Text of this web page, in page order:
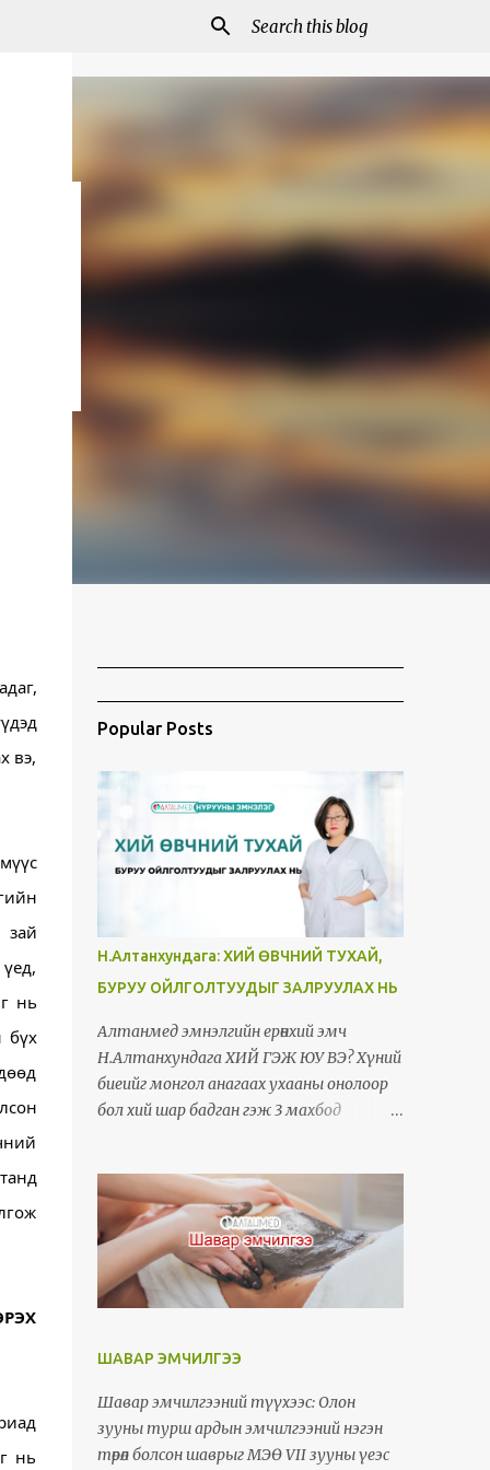
вэ,
зай
нь
бүх
нь
Popular Posts
Н.Алтанхундага: ХИЙ ӨВЧНИЙ ТУХАЙ,
БУРУУ ОЙЛГОЛТУУДЫГ ЗАЛРУУЛАХ НЬ
Алтанмед эмнэлгийн ерөнхий эмч
Н.Алтанхундага ХИЙ ГЭЖ ЮУ ВЭ? Хүний
биеийг монгол анагаах ухааны онолоор
бол хий шар бадган гэж 3 махбод
хэсэгт оршино. - Бадган махбод нь
тархинд шүтэн биеийн дээд хэсэгт
оршино. - Харин одоо миний голлон ярьж
тайлбарлах гээд байгаа хий нь эрүүл
үедээ доод биед голлон орших бөгөөд 5 цул
гэдэг. 3 махбод улирлаас хамааран
ээлжлэн бага зэрэг ихсэж багасах боловч
ерөнхийдөө тэнцвэртэй орших ёстой юм.
ШАВАР ЭМЧИЛГЭЭ
Шавар эмчилгээний түүхээс: Олон
зууны турш ардын эмчилгээний нэгэн
төрөл болсон шаврыг МЭӨ VII зууны үеэс